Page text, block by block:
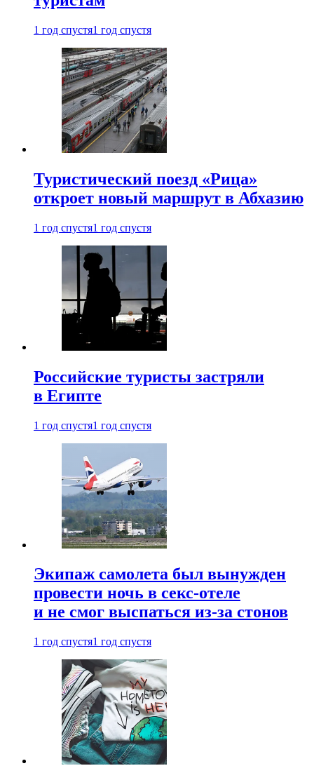
1 год спустя1 год спустя
Туристический поезд «Рица»
откроет новый маршрут в Абхазию
1 год спустя1 год спустя
Российские туристы застряли
в Египте
1 год спустя1 год спустя
Экипаж самолета был вынужден
провести ночь в секс-отеле
и не смог выспаться из-за стонов
1 год спустя1 год спустя